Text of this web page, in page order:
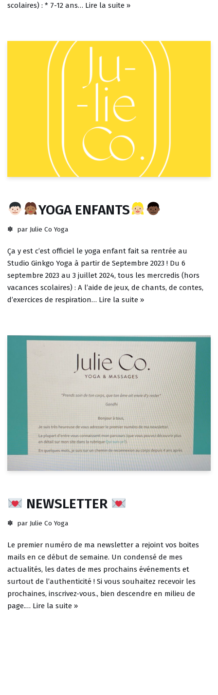
scolaires) : * 7-12 ans… Lire la suite »
YOGA ENFANTS
par Julie Co Yoga
Ça y est c’est officiel le yoga enfant fait sa rentrée au
Studio Ginkgo Yoga à partir de Septembre 2023 ! Du 6
septembre 2023 au 3 juillet 2024, tous les mercredis (hors
vacances scolaires) : A l’aide de jeux, de chants, de contes,
d’exercices de respiration… Lire la suite »
NEWSLETTER
par Julie Co Yoga
Le premier numéro de ma newsletter a rejoint vos boites
mails en ce début de semaine. Un condensé de mes
actualités, les dates de mes prochains événements et
surtout de l’authenticité ! Si vous souhaitez recevoir les
prochaines, inscrivez-vous., bien descendre en milieu de
page.… Lire la suite »